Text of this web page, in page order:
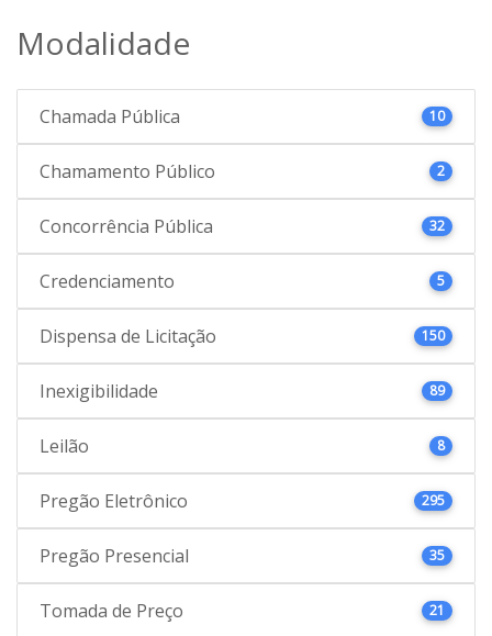
Modalidade
Chamada Pública 10
Chamamento Público 2
Concorrência Pública 32
Credenciamento 5
Dispensa de Licitação 150
Inexigibilidade 89
Leilão 8
Pregão Eletrônico 295
Pregão Presencial 35
Tomada de Preço 21